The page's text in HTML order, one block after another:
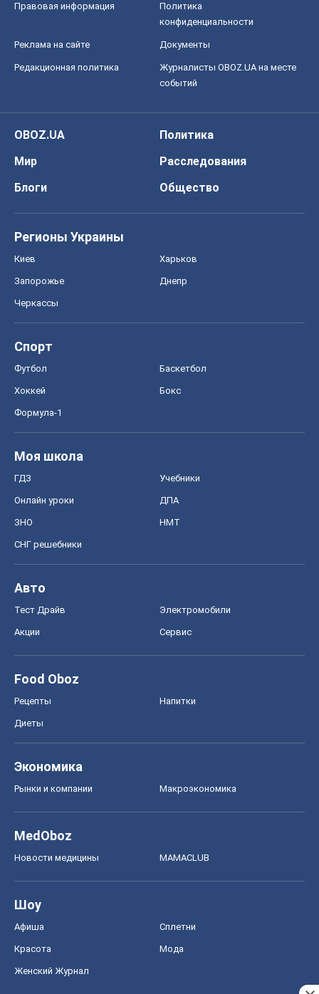
Правовая информация
Политика
конфиденциальности
Реклама на сайте Документы
Редакционная политика
Журналисты OBOZ.UA на месте
событий
OBOZ.UA
Политика
Мир
Расследования
Блоги
Общество
Регионы Украины
Киев Харьков
Запорожье Днепр
Черкассы
Спорт
Футбол Баскетбол
Хоккей Бокс
Формула-1
Моя школа
ГДЗ Учебники
Онлайн уроки ДПА
ЗНО НМТ
СНГ решебники
Авто
Тест Драйв Электромобили
Акции Сервис
Food Oboz
Рецепты Напитки
Диеты
Экономика
Рынки и компании Mакроэкономика
MedOboz
Новости медицины MAMACLUB
Шоу
Афиша Сплетни
Красота Мода
Женский Журнал